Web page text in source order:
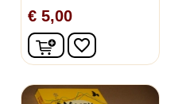
€ 5,00
In winkelwagen
favorite_border